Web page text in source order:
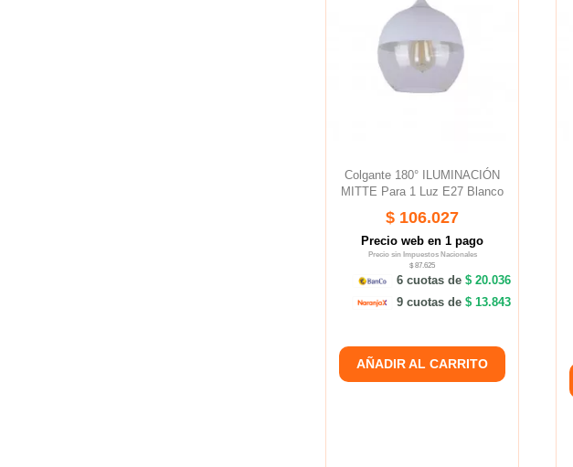
Colgante 180° ILUMINACIÓN
MITTE Para 1 Luz E27 Blanco
$ 106.027
Precio web en 1 pago
Precio sin Impuestos Nacionales
$ 87.625
6 cuotas de $ 20.036
9 cuotas de $ 13.843
AÑADIR AL CARRITO